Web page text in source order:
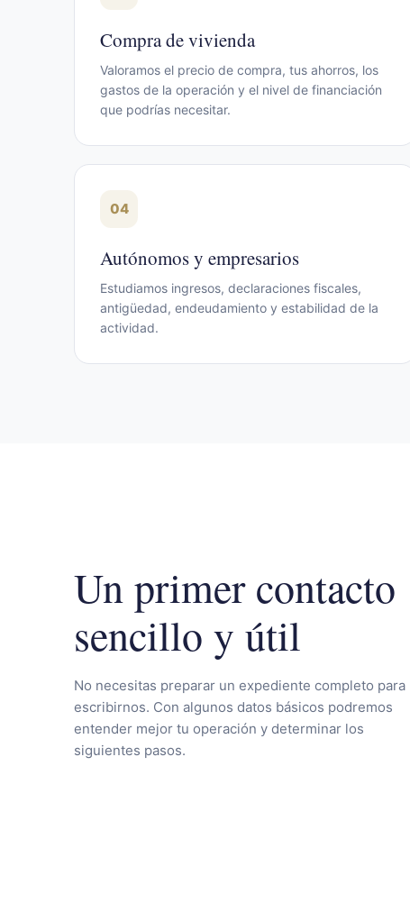
Compra de vivienda
Valoramos el precio de compra, tus ahorros, los
gastos de la operación y el nivel de financiación
que podrías necesitar.
04
Autónomos y empresarios
Estudiamos ingresos, declaraciones fiscales,
antigüedad, endeudamiento y estabilidad de la
actividad.
Un primer contacto
sencillo y útil
No necesitas preparar un expediente completo para
escribirnos. Con algunos datos básicos podremos
entender mejor tu operación y determinar los
siguientes pasos.